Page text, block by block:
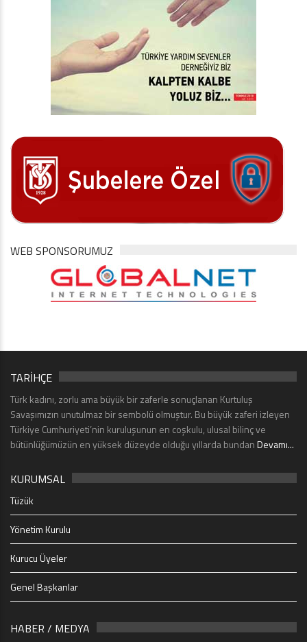
WEB SPONSORUMUZ
TARİHÇE
Türk kadını, zorlu ama büyük bir zaferle sonuçlanan Kurtuluş
Savaşımızın unutulmaz bir sembolü olmuştur. Bu büyük zaferi izleyen
Türkiye Cumhuriyeti’nin kuruluşunun en coşkulu, ulusal bilinç ve
bütünlüğümüzün en yüksek düzeyde olduğu yıllarda bundanDevamı...
KURUMSAL
Tüzük
Yönetim Kurulu
Kurucu Üyeler
Genel Başkanlar
HABER / MEDYA